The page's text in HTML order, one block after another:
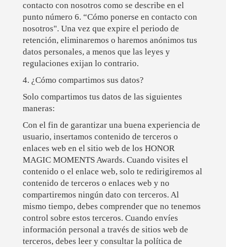
contacto con nosotros como se describe en el
punto número 6. “Cómo ponerse en contacto con
nosotros". Una vez que expire el periodo de
retención, eliminaremos o haremos anónimos tus
datos personales, a menos que las leyes y
regulaciones exijan lo contrario.
4. ¿Cómo compartimos sus datos?
Solo compartimos tus datos de las siguientes
maneras:
Con el fin de garantizar una buena experiencia de
usuario, insertamos contenido de terceros o
enlaces web en el sitio web de los HONOR
MAGIC MOMENTS Awards. Cuando visites el
contenido o el enlace web, solo te redirigiremos al
contenido de terceros o enlaces web y no
compartiremos ningún dato con terceros. Al
mismo tiempo, debes comprender que no tenemos
control sobre estos terceros. Cuando envíes
información personal a través de sitios web de
terceros, debes leer y consultar la política de